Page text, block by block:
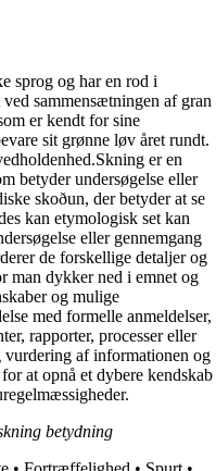
sprog og har en rod i
sammensætningen af gran
er kendt for sine
sit grønne løv året rundt.
er en
betyder undersøgelse eller
skoðun, der betyder at se
kan etymologisk set kan
eller gennemgang
de forskellige detaljer og
man dykker ned i emnet og
og mulige
med formelle anmeldelser,
rapporter, processer eller
af informationen og
at opnå et dybere kendskab
betydning